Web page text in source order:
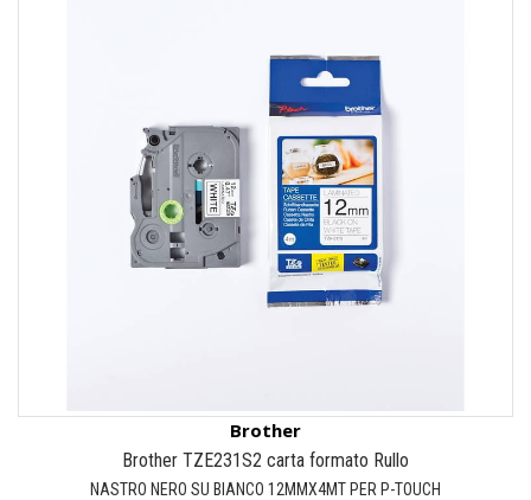
Brother
Brother TZE231S2 carta formato Rullo
NASTRO NERO SU BIANCO 12MMX4MT PER P-TOUCH